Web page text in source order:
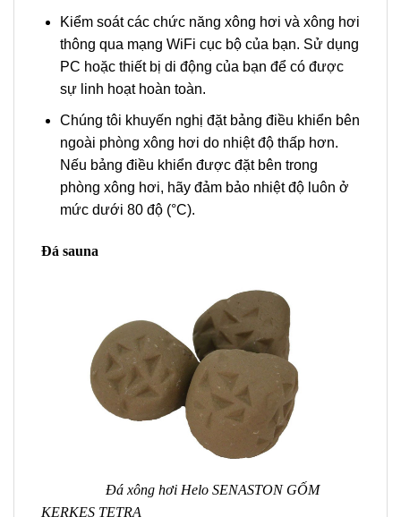
Kiểm soát các chức năng xông hơi và xông hơi
thông qua mạng WiFi cục bộ của bạn. Sử dụng
PC hoặc thiết bị di động của bạn để có được
sự linh hoạt hoàn toàn.
Chúng tôi khuyến nghị đặt bảng điều khiển bên
ngoài phòng xông hơi do nhiệt độ thấp hơn.
Nếu bảng điều khiển được đặt bên trong
phòng xông hơi, hãy đảm bảo nhiệt độ luôn ở
mức dưới 80 độ (°C).
Đá sauna
Đá xông hơi Helo SENASTON GỐM
KERKES TETRA